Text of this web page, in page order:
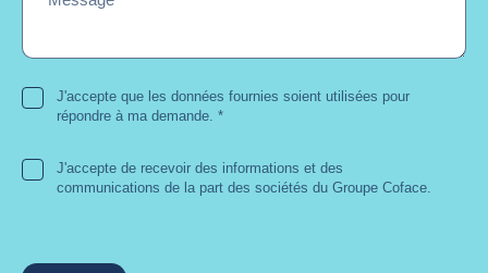
J'accepte que les données fournies soient utilisées pour
répondre à ma demande. *
J'accepte de recevoir des informations et des
communications de la part des sociétés du Groupe Coface.